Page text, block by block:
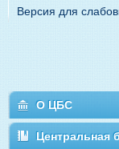
Версия для
О ЦБС
Центральная